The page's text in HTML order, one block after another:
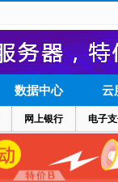
网上银行 电子
数据中心 云